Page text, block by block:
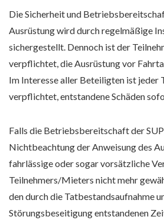
Die Sicherheit und
Ausrüstung wird durch regelmäßige
sichergestellt. Dennoch ist der
verpflichtet, die Ausrüstung vor
Im Interesse aller Beteiligten ist jeder
verpflichtet, entstandene Schäden
Falls die Betriebsbereitschaft der
Nichtbeachtung der Anweisung des
fahrlässige oder sogar vorsätzliche
Teilnehmers/Mieters nicht mehr
den durch die Tatbestandsaufnahme
Störungsbeseitigung entstandenen